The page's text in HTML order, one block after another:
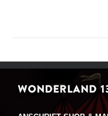
WONDERLAND